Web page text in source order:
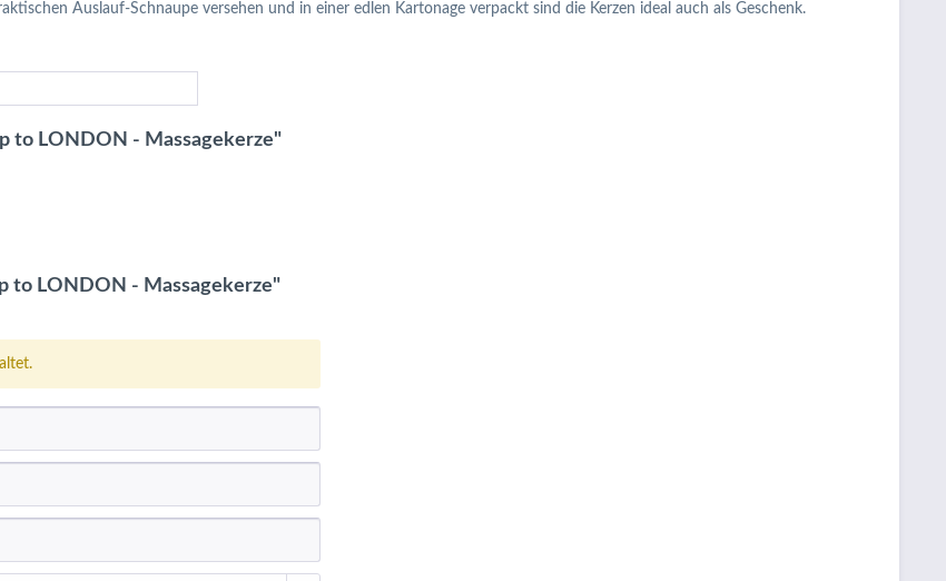
Auslauf-Schnaupe versehen und in einer edlen Kartonage verpackt sind die Kerzen ideal auch als Geschenk.
to LONDON - Massagekerze"
to LONDON - Massagekerze"